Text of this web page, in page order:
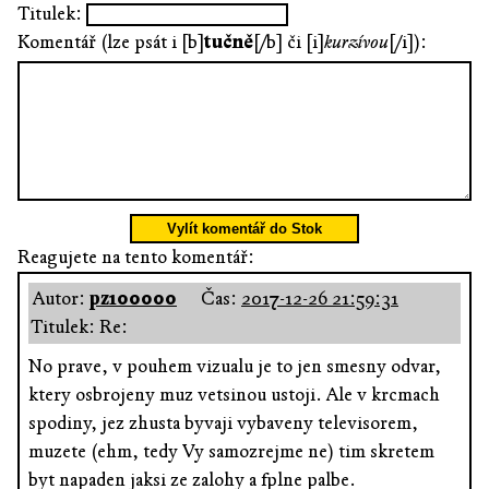
Titulek:
Komentář (lze psát i [b]tučně[/b] či [i]kurzívou[/i]):
Vylít komentář do Stok
Reagujete na tento komentář:
Autor: pz100000 Čas: 2017-12-26 21:59:31
Titulek: Re:
No prave, v pouhem vizualu je to jen smesny odvar,
ktery osbrojeny muz vetsinou ustoji. Ale v krcmach
spodiny, jez zhusta byvaji vybaveny televisorem,
muzete (ehm, tedy Vy samozrejme ne) tim skretem
byt napaden jaksi ze zalohy a fplne palbe.